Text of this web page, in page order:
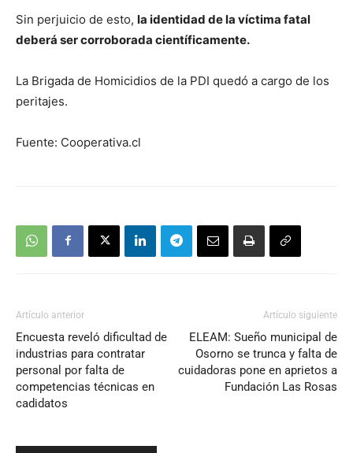
Sin perjuicio de esto, la identidad de la víctima fatal
deberá ser corroborada científicamente.
La Brigada de Homicidios de la PDI quedó a cargo de los
peritajes.
Fuente: Cooperativa.cl
Artículo anterior
Encuesta reveló dificultad de
industrias para contratar
personal por falta de
competencias técnicas en
cadidatos
Artículo siguiente
ELEAM: Sueño municipal de
Osorno se trunca y falta de
cuidadoras pone en aprietos a
Fundación Las Rosas